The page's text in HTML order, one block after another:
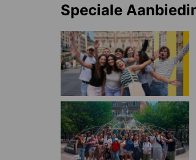
Speciale